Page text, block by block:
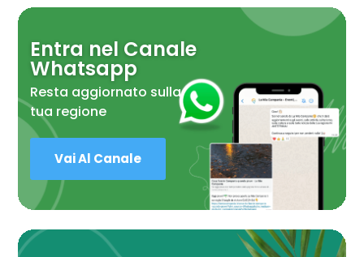
Entra nel Canale
Whatsapp
Resta aggiornato sulla
tua regione
Vai Al Canale